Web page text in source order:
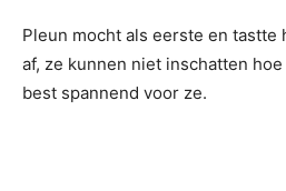
Pleun mocht als eerste en tastte
af, ze kunnen niet inschatten
best spannend voor ze.